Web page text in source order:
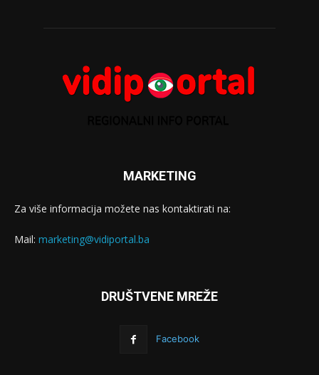
MARKETING
Za više informacija možete nas kontaktirati na:
Mail: marketing@vidiportal.ba
DRUŠTVENE MREŽE
Facebook